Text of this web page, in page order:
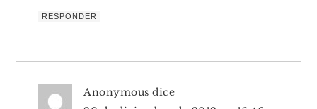
RESPONDER
Anonymous dice